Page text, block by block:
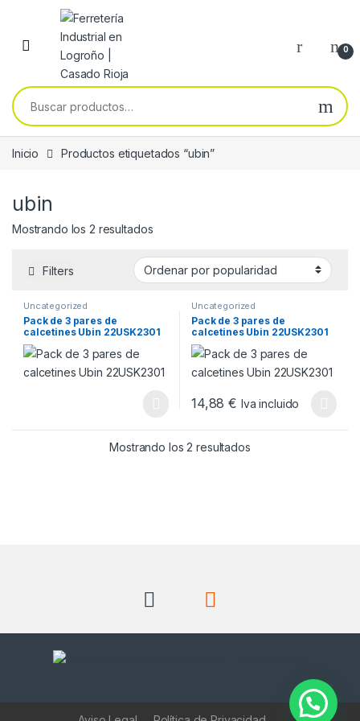
Skip to navigation
Skip to content
0
Buscar por:
Inicio Productos etiquetados “ubin”
ubin
Mostrando los 2 resultadosOrdenado por popularidad
Filters
Uncategorized
Pack de 3 pares de
calcetines Ubin 22USK2301
Uncategorized
Pack de 3 pares de
calcetines Ubin 22USK2301
14,88€ Iva incluido
Este producto tiene múltiples
Mostrando los 2 resultadosOrdenado por